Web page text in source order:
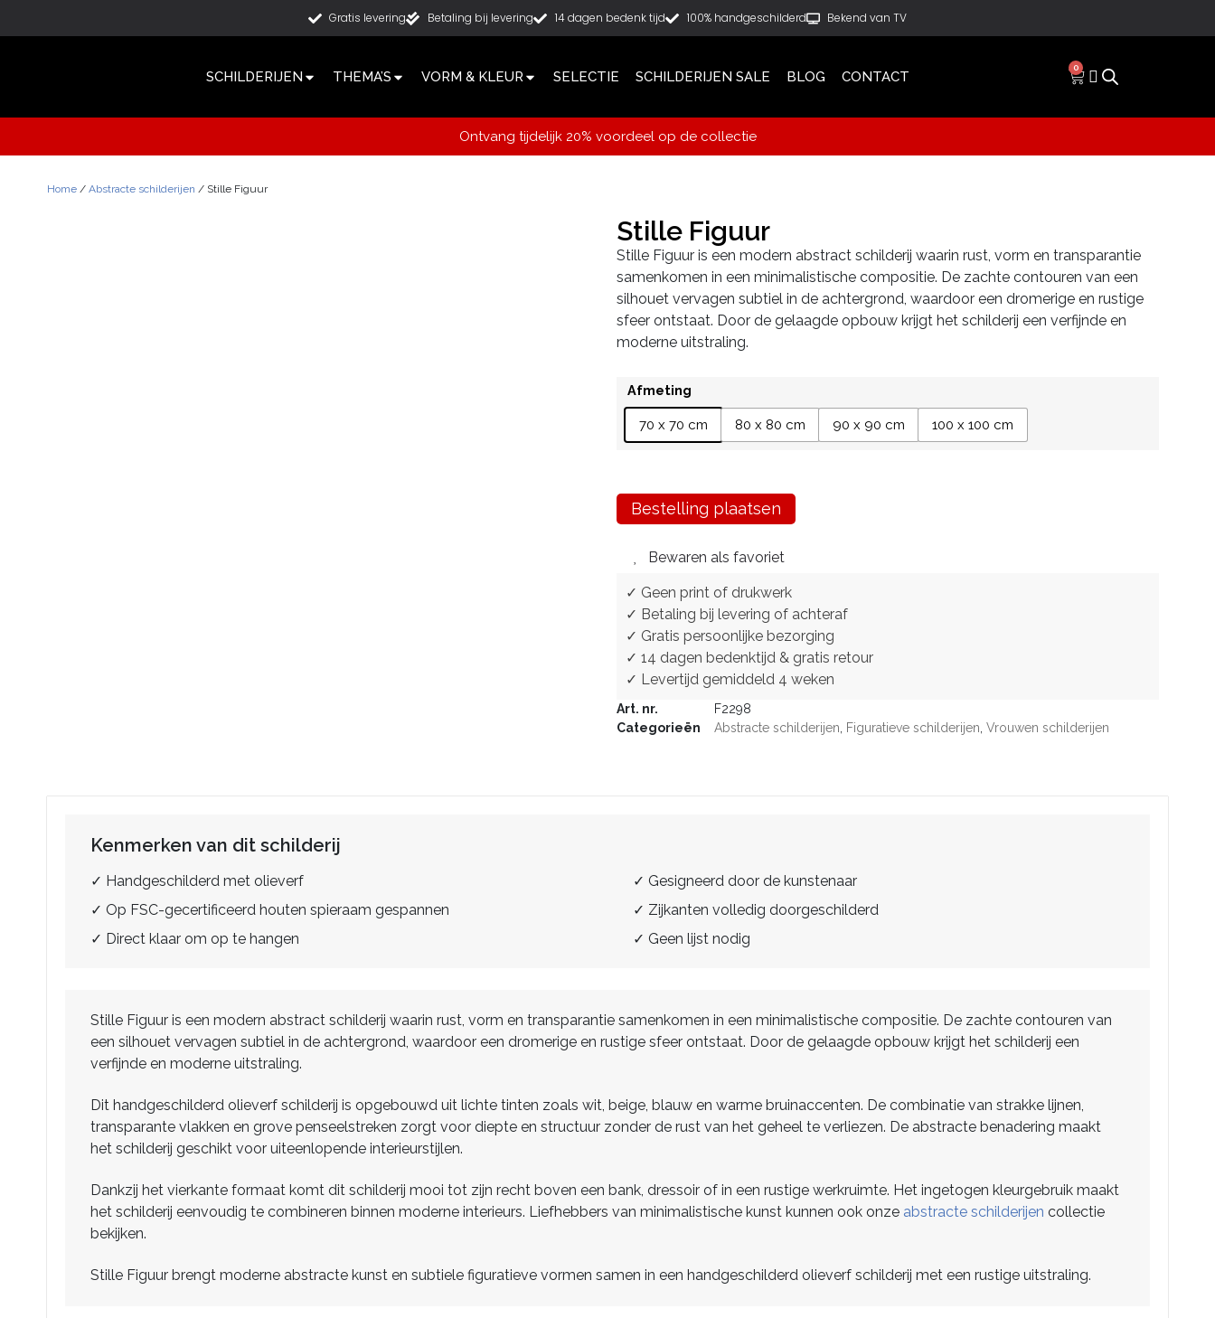
Gratis levering Betaling bij levering 14 dagen bedenk tijd 100% handgeschilderd Bekend van TV
SCHILDERIJEN THEMA’S VORM & KLEUR SELECTIE SCHILDERIJEN SALE BLOG CONTACT
0
Ontvang tijdelijk 20% voordeel op de collectie
Home / Abstracte schilderijen / Stille Figuur
Stille Figuur
Stille Figuur is een modern abstract schilderij waarin rust, vorm en transparantie
samenkomen in een minimalistische compositie. De zachte contouren van een
silhouet vervagen subtiel in de achtergrond, waardoor een dromerige en rustige
sfeer ontstaat. Door de gelaagde opbouw krijgt het schilderij een verfijnde en
moderne uitstraling.
Afmeting
70 x 70 cm 80 x 80 cm 90 x 90 cm 100 x 100 cm
Bestelling plaatsen
Bewaren als favoriet
✓ Geen print of drukwerk
✓ Betaling bij levering of achteraf
✓ Gratis persoonlijke bezorging
✓ 14 dagen bedenktijd & gratis retour
✓ Levertijd gemiddeld 4 weken
Art. nr.
F2298
Categorieën
Abstracte schilderijen Figuratieve schilderijen Vrouwen schilderijen
Kenmerken van dit schilderij
✓ Handgeschilderd met olieverf
✓ Gesigneerd door de kunstenaar
✓ Op FSC-gecertificeerd houten spieraam gespannen
✓ Zijkanten volledig doorgeschilderd
✓ Direct klaar om op te hangen
✓ Geen lijst nodig
Stille Figuur is een modern abstract schilderij waarin rust, vorm en transparantie samenkomen in een minimalistische compositie. De zachte contouren van
een silhouet vervagen subtiel in de achtergrond, waardoor een dromerige en rustige sfeer ontstaat. Door de gelaagde opbouw krijgt het schilderij een
verfijnde en moderne uitstraling.
Dit handgeschilderd olieverf schilderij is opgebouwd uit lichte tinten zoals wit, beige, blauw en warme bruinaccenten. De combinatie van strakke lijnen,
transparante vlakken en grove penseelstreken zorgt voor diepte en structuur zonder de rust van het geheel te verliezen. De abstracte benadering maakt
het schilderij geschikt voor uiteenlopende interieurstijlen.
Dankzij het vierkante formaat komt dit schilderij mooi tot zijn recht boven een bank, dressoir of in een rustige werkruimte. Het ingetogen kleurgebruik maakt
het schilderij eenvoudig te combineren binnen moderne interieurs. Liefhebbers van minimalistische kunst kunnen ook onze abstracte schilderijen collectie
bekijken.
Stille Figuur brengt moderne abstracte kunst en subtiele figuratieve vormen samen in een handgeschilderd olieverf schilderij met een rustige uitstraling.